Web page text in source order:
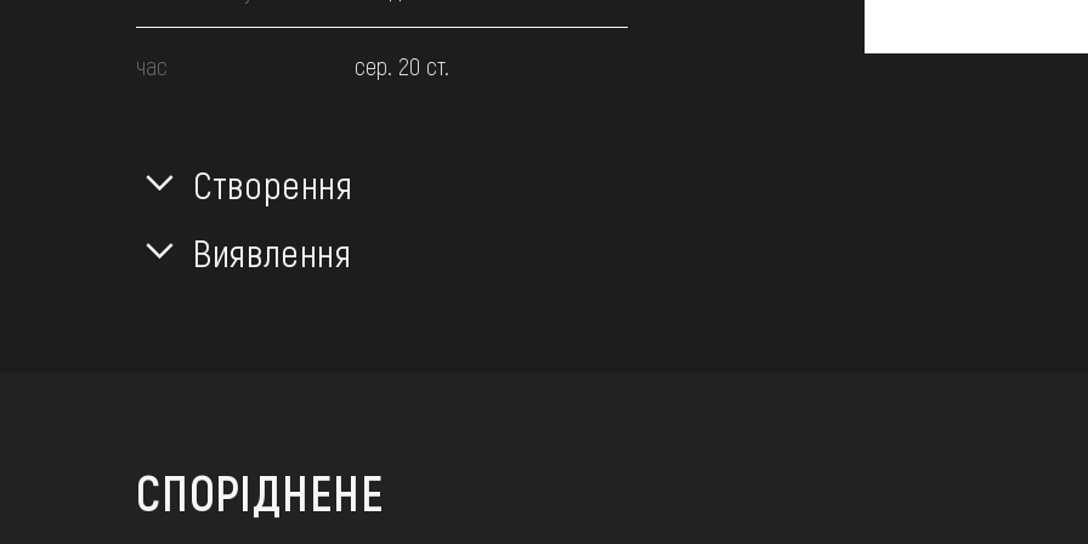
час сер. 20 ст.
Створення
Виявлення
СПОРІДНЕНЕ